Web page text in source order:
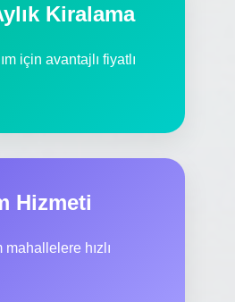
Kiralama
için avantajlı fiyatlı
Hizmeti
hızlı